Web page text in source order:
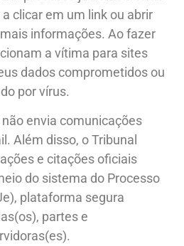
clicar em um link ou abrir
informações. Ao fazer
a vítima para sites
dados comprometidos ou
por vírus.
não envia comunicações
Além disso, o Tribunal
e citações oficiais
do sistema do Processo
plataforma segura
partes e